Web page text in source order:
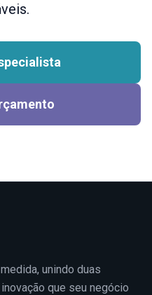
unindo duas
que seu negócio